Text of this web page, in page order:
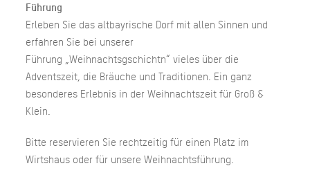
Führung
Erleben Sie das altbayrische Dorf mit allen Sinnen und
erfahren Sie bei unserer
Führung „Weihnachtsgschichtn“ vieles über die
Adventszeit, die Bräuche und Traditionen. Ein ganz
besonderes Erlebnis in der Weihnachtszeit für Groß &
Klein.
Bitte reservieren Sie rechtzeitig für einen Platz im
Wirtshaus oder für unsere Weihnachtsführung.